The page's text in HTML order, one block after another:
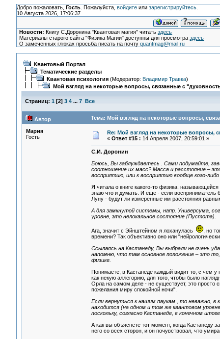
Добро пожаловать, Гость. Пожалуйста, войдитеили зарегистрируйтесь.
10 Августа 2026, 17:06:37
Новости: Книгу С.Доронина "Квантовая магия" читатьздесь
Материалы старого сайта "Физика Магии" доступны для просмотраздесь
О замеченных глюках просьба писать на почтуquantmag@mail.ru
Квантовый Портал
Тематические разделы
Квантовая психология(Модератор: Владимир Травка)
Мой взгляд на некоторые вопросы, связанные с
Страниц: 1 [2] 3 4 ... 7 Все
Автор Тема: Мой взгляд на некоторые вопросы,
Мария
Гость
Re: Мой взгляд на некоторые вопросы,
« Ответ #15 : 14 Апреля 2007, 20:59:01 »
С.И. Доронин
Боюсь, Вы заблуждаетесь . Сами подумайте,
соотношение их масс? Масса и расстояние –
восприятию, или к восприятию вообще кого-
Я читала о книге какого-то физика,
знаю что и думать. И еще - если восприниматель
Луну - будут ли измеренные им расстояния
А для замкнутой системы, напр. Универсума,
уровне, это нелокальное состояние (Пустота).
Ага, значит с Эйнштейном я лоханулась
, но
времени? Так объективно оно или
Ссылаясь на Кастанеду, Вы выбрали не очень
напомню, что там основное положение – это
физике.
Понимаете, в Кастанеде каждый видит то, с чем
как некую аллегорию, для того, чтобы было
Орла на самом деле - не существует, это просто
пожелания миру спокойной ночи".
Если вернуться к нашим паукам , то неважно, в
находится (на одном и том же квантовом
поскольку, согласно Кастанеде, в конечном
А как вы объяснете тот момент, когда Кастанеду
него со всех сторон, и он почувствовал, что